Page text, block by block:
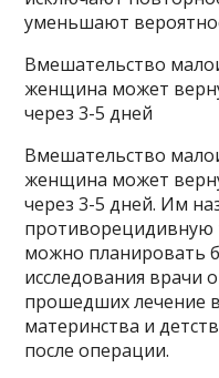
уменьшают
Вмешательство
женщина может
через 3-5 дней
Вмешательство
женщина может
через 3-5 дней. Им
противорецидивную
можно планировать
исследования врачи
прошедших лечение
материнства и
после операции.